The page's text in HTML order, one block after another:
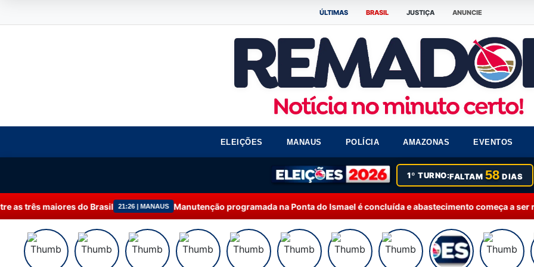
ÚLTIMAS BRASIL JUSTIÇA ANUNCIE
ELEIÇÕES MANAUS POLÍCIA AMAZONAS EVENTOS
1º TURNO:FALTAM 58 DIAS
21:26 | MANAUS Manutenção programada na Ponta do Ismael é concluída e abastecimento começa a ser retomado de forma